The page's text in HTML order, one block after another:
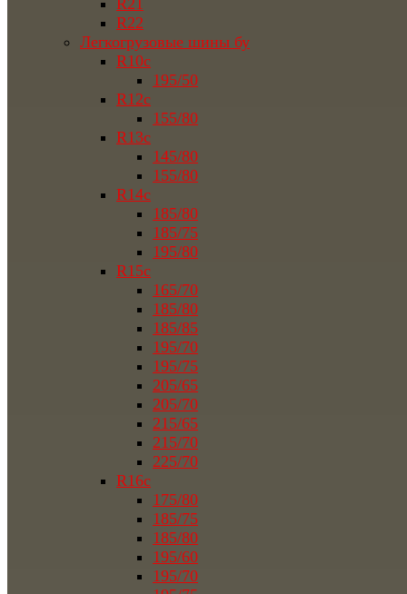
R21
R22
Легкогрузовые шины бу
R10c
195/50
R12c
155/80
R13c
145/80
155/80
R14c
185/80
185/75
195/80
R15c
165/70
185/80
185/85
195/70
195/75
205/65
205/70
215/65
215/70
225/70
R16c
175/80
185/75
185/80
195/60
195/70